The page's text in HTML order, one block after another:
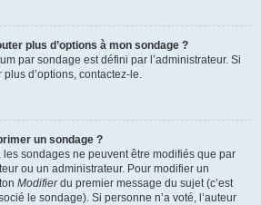
plus d’options à mon sondage ?
par sondage est défini par l’administrateur. Si
d’options, contactez-le.
un sondage ?
sondages ne peuvent être modifiés que par
ou un administrateur. Pour modifier un
Modifierdu premier message du sujet (c’est
le sondage). Si personne n’a voté, l’auteur